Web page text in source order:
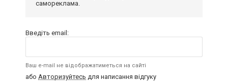
самореклама.
Введіть email:
Ваш e-mail не відображатиметься на сайті
або Авторизуйтесь для написання відгуку